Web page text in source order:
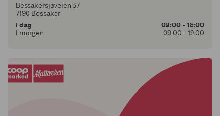
Bessakersjøveien 37
7190 Bessaker
I dag
09:00 - 18:00
I morgen
09:00 - 19:00